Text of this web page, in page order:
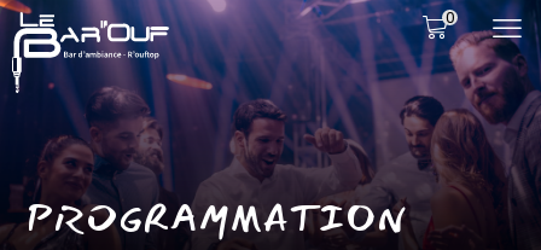
0
PROGRAMMATION